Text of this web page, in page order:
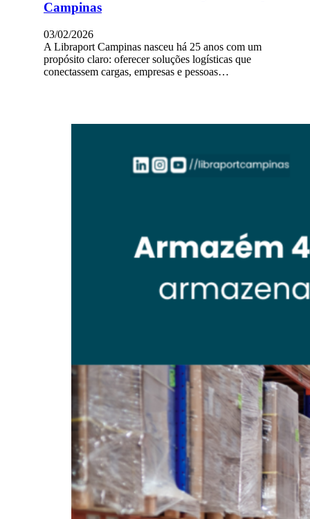
Campinas
03/02/2026
A Libraport Campinas nasceu há 25 anos com um
propósito claro: oferecer soluções logísticas que
conectassem cargas, empresas e pessoas…